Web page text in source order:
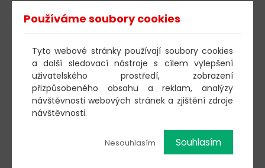
KOUPIT VSTUPENKY
603 805 271
pondělí-čtvrtek: 10:00-16:00
AKTUALITY
Poklad ve Stříbrném jezeře – 65. U
Používáme soubory cookies
Tyto webové stránky používají soubory cookies
a další sledovací nástroje s cílem vylepšení
uživatelského prostředí, zobrazení
přizpůsobeného obsahu a reklam, analýzy
návštěvnosti webových stránek a zjištění zdroje
návštěvnosti.
Nesouhlasím Souhlasím